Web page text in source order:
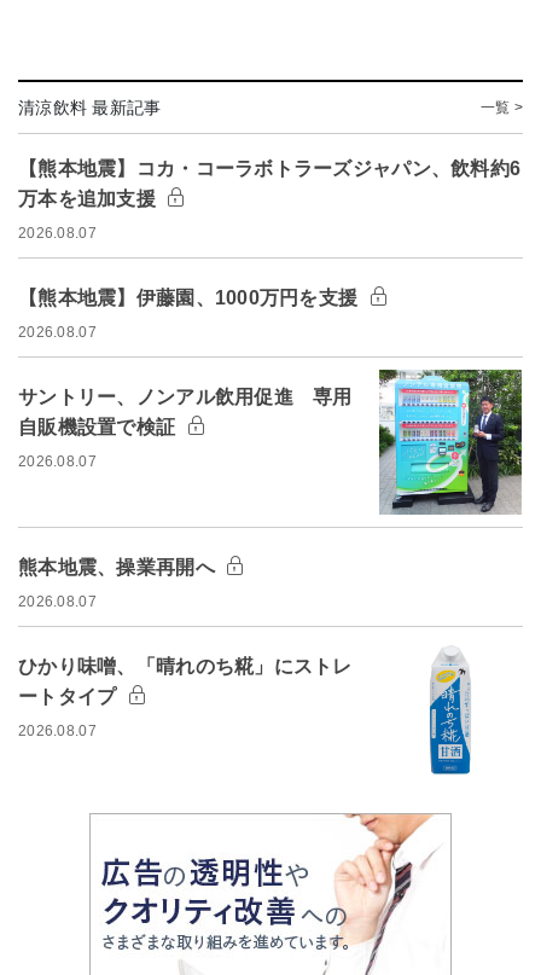
清涼飲料 最新記事 一覧 >
【熊本地震】コカ・コーラボトラーズジャパン、飲料約6
万本を追加支援
2026.08.07
【熊本地震】伊藤園、1000万円を支援
2026.08.07
サントリー、ノンアル飲用促進 専用
自販機設置で検証
2026.08.07
熊本地震、操業再開へ
2026.08.07
ひかり味噌、「晴れのち糀」にストレ
ートタイプ
2026.08.07